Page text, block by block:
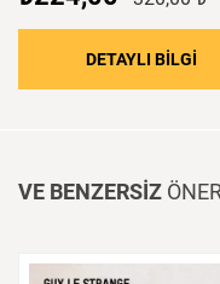
DETAYLI BİLGİ :
VE BENZERSİZ